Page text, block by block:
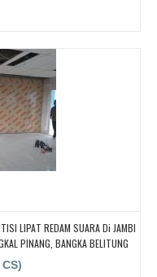
LIPAT REDAM SUARA Di JAMBI
PINANG, BANGKA BELITUNG